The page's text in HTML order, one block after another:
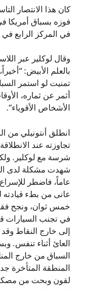
كان هذا الانتصار
في المركز الرابع في
وقال لوكلير عبر
بالعلم الأبيض:
تمنيت لو استمر
أثمر عن ثماره،
الأشخاص الأقوياء”.
انطلق أنتونيلي من
تجاوزته عند
عاماً، فاضطر
عانى من بطء قيادته
خمس ثوان، ونجح
في تجنب السيارات
إلى خارج النقاط
العائ أثناء تنفس.
السباق من خارج
المنطقة المتأخرة
لقون وبحت من